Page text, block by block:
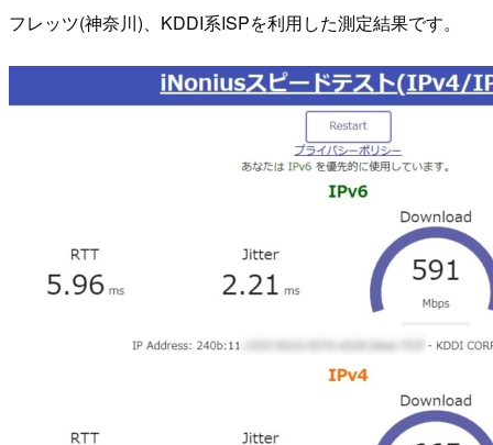
フレッツ(神奈川)、KDDI系ISPを利用した測定結果です。